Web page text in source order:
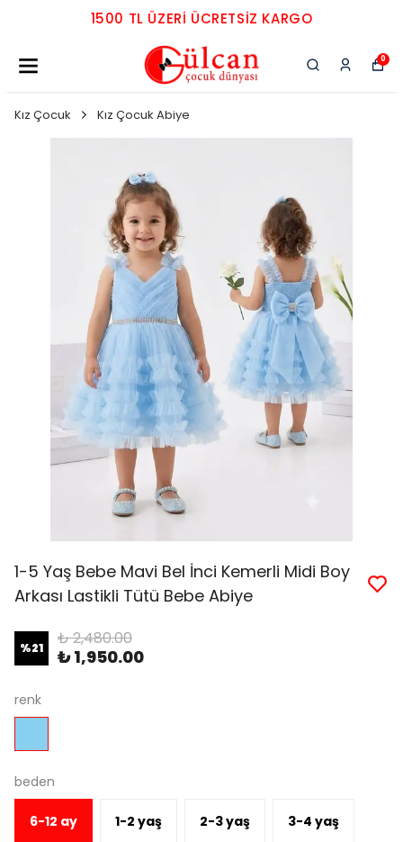
1500 TL ÜZERI ÜCRETSIZ KARGO
0
Kız Çocuk Kız Çocuk Abiye
1-5 Yaş Bebe Mavi Bel İnci Kemerli Midi Boy
Arkası Lastikli Tütü Bebe Abiye
%21 ₺ 2,480.00
₺ 1,950.00
renk
beden
6-12 ay 1-2 yaş 2-3 yaş 3-4 yaş